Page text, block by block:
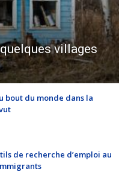
villages
bout du monde dans la
de recherche d’emploi au